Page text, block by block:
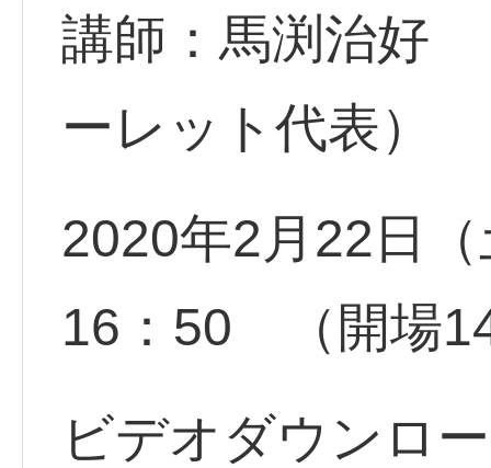
講師：馬渕治好
ーレット代表）
2020年2月22日
16：50 （開場
ビデオダウンロ